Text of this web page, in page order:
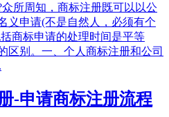
所周知，商标注册既可以以公
义申请(不是自然人，必须有个
商标申请的处理时间是平等
区别。一、个人商标注册和公司
-申请商标注册流程